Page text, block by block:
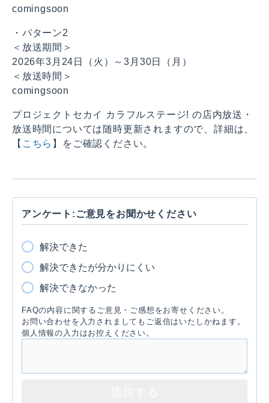
comingsoon
・パターン2
＜放送期間＞
2026年3月24日（火）～3月30日（月）
＜放送時間＞
comingsoon
プロジェクトセカイ カラフルステージ! の店内放送・
放送時間については随時更新されますので、詳細は、
【 こちら 】をご確認ください。
アンケート:ご意見をお聞かせください
解決できた
解決できたが分かりにくい
解決できなかった
FAQの内容に関するご意見・ご感想をお寄せください。
お問い合わせを入力されましてもご返信はいたしかねます。
個人情報の入力はお控えください。